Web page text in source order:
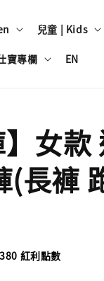
兒童 | Kids
寶專欄 EN
】女
(長褲
紅利點數